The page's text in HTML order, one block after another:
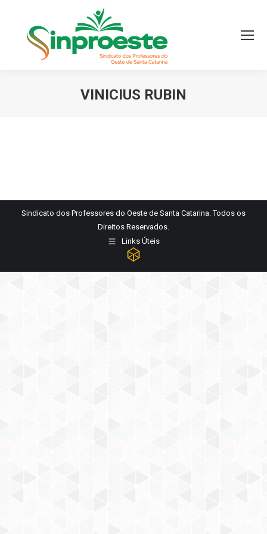
VINICIUS RUBIN
Sindicato dos Professores do Oeste de Santa Catarina. Todos os
Direitos Reservados.
Links Úteis